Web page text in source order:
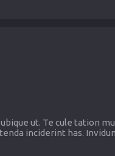
ut. Te cule tation
inciderint has.